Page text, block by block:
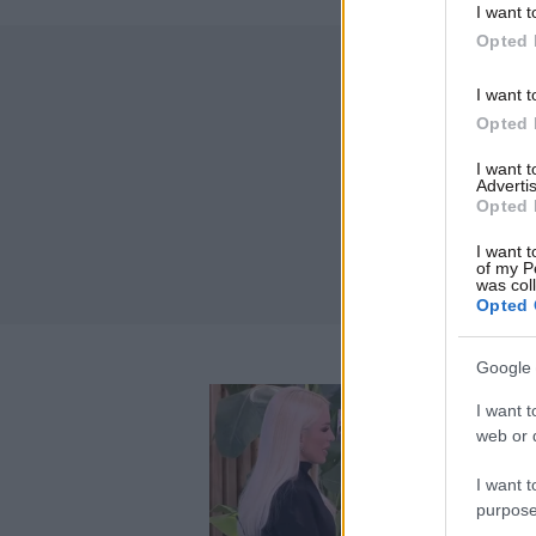
I want
Opted
I want
Opted
I want
Opted
I want
of my
was
Opted
Google
I want
web or
I want